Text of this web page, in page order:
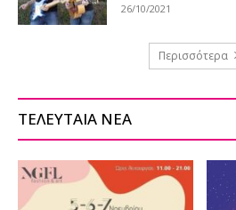
26/10/2021
Περισσότερα
ΤΕΛΕΥΤΑΙΑ ΝΕΑ